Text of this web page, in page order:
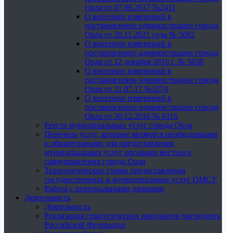
Орла от 07.06.2017 №2411
О внесении изменений в
постановление администрации города
Орла от 29.11.2021 года № 5082
О внесении изменений в
постановление администрации города
Орла от 12 декабря 2016 г. № 5658
О внесении изменений в
постановление администрации города
Орла от 21.07.17 №3274
О внесении изменений в
постановление администрации города
Орла от 30.12.2016 № 6116
Реестр муниципальных услуг города Орла
Перечень услуг, которые являются необходимыми
и обязательными для предоставления
муниципальных услуг органами местного
самоуправления города Орла
Технологические схемы предоставления
государственных и муниципальных услуг ОМСУ
Работа с персональными данными
Деятельность
Деятельность
Реализация стратегических инициатив президента
Российской Федерации